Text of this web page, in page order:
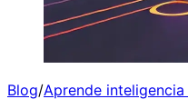
Blog/Aprende